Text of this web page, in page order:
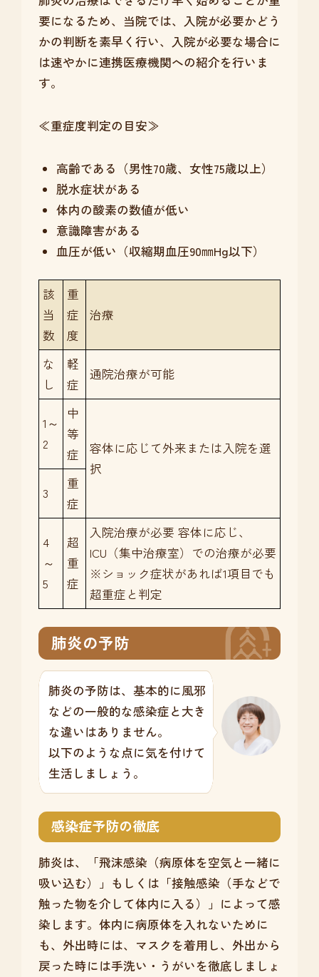
要になるため、当院では、入院が必要かどう
かの判断を素早く行い、入院が必要な場合に
は速やかに連携医療機関への紹介を行いま
す。
≪重症度判定の目安≫
高齢である（男性70歳、女性75歳以上）
脱水症状がある
体内の酸素の数値が低い
意識障害がある
血圧が低い（収縮期血圧90㎜Hg以下）
該
当
数
重
症
度
治療
な
し
軽
症
通院治療が可能
1～
2
中
等
症
容体に応じて外来または入院を選
択
3
重
症
4
～
5
超
重
症
入院治療が必要 容体に応じ、
ICU（集中治療室）での治療が必要
※ショック症状があれば1項目でも
超重症と判定
肺炎の予防
肺炎の予防は、基本的に風邪
などの一般的な感染症と大き
な違いはありません。
以下のような点に気を付けて
生活しましょう。
感染症予防の徹底
肺炎は、「飛沫感染（病原体を空気と一緒に
吸い込む）」もしくは「接触感染（手などで
触った物を介して体内に入る）」によって感
染します。体内に病原体を入れないために
も、外出時には、マスクを着用し、外出から
戻った時には手洗い・うがいを徹底しましょ